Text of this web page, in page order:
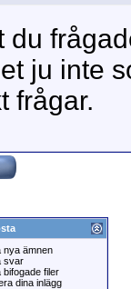
du
ju inte
frågar.
nya ämnen
svar
bifogade filer
dina inlägg